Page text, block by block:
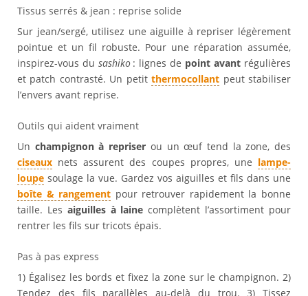
Tissus serrés & jean : reprise solide
Sur jean/sergé, utilisez une aiguille à repriser légèrement
pointue et un fil robuste. Pour une réparation assumée,
inspirez-vous du sashiko : lignes de point avant régulières
et patch contrasté. Un petitthermocollant peut stabiliser
l’envers avant reprise.
Outils qui aident vraiment
Un champignon à repriser ou un œuf tend la zone, des
ciseaux nets assurent des coupes propres, une lampe-
loupe soulage la vue. Gardez vos aiguilles et fils dans une
boîte & rangement pour retrouver rapidement la bonne
taille. Les aiguilles à laine complètent l’assortiment pour
rentrer les fils sur tricots épais.
Pas à pas express
1) Égalisez les bords et fixez la zone sur le champignon. 2)
Tendez des fils parallèles au-delà du trou. 3) Tissez